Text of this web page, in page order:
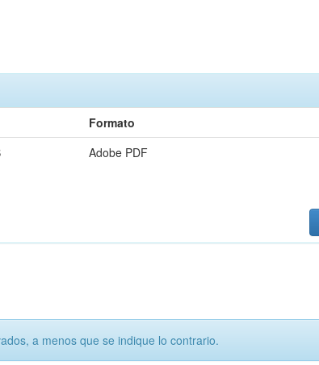
Formato
Adobe PDF
a menos que se indique lo contrario.